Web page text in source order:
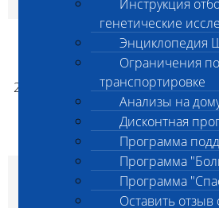
Инструкция
генетические
Энциклопедия
Ограничения
транспортировке
Анализы на
Дисконтная
Программа
Программа
Программа
Оставить
массы
224
Определение группы
крови собак и
совместимости
донорской крови
цельной для
проведения
переливания
4
Определение группы
крови собак и